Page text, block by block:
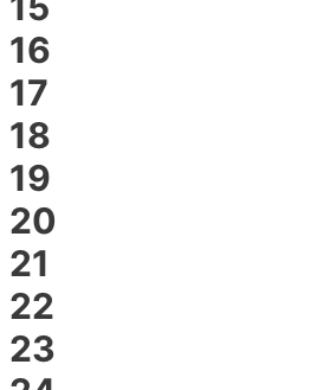
16
17
18
19
20
21
22
23